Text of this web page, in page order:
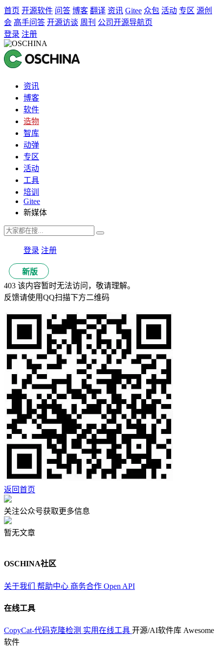
首页 开源软件 问答 博客 翻译 资讯 Gitee 众包 活动 专区 源创
会 高手问答 开源访谈 周刊 公司开源导航页
登录 注册
资讯
博客
软件
造物
智库
动弹
专区
活动
工具
培训
Gitee
新媒体
登录 注册
新版
403 该内容暂时无法访问，敬请理解。
反馈请使用QQ扫描下方二维码
返回首页
关注公众号获取更多信息
暂无文章
OSCHINA社区
关于我们 帮助中心 商务合作 Open API
在线工具
CopyCat-代码克隆检测 实用在线工具 开源/AI软件库 Awesome
软件